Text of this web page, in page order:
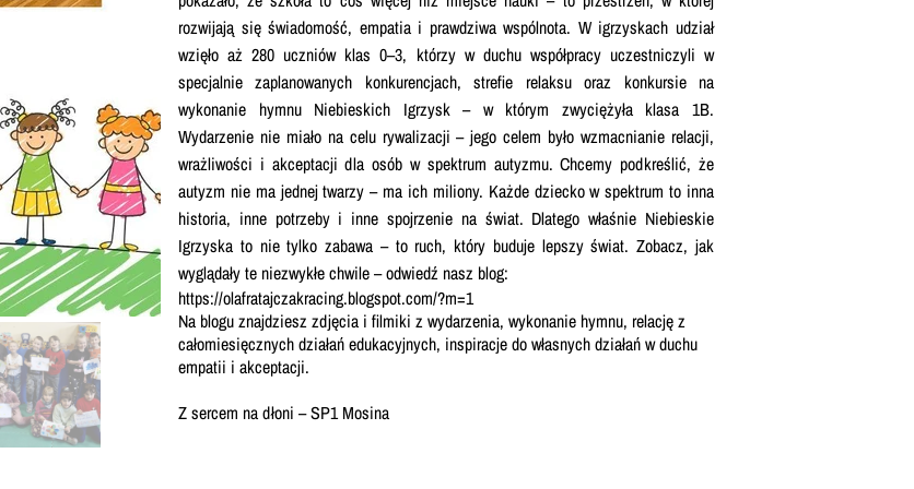
rozwijają się świadomość, empatia i prawdziwa wspólnota. W igrzyskach udział
wzięło aż 280 uczniów klas 0–3, którzy w duchu współpracy uczestniczyli w
specjalnie zaplanowanych konkurencjach, strefie relaksu oraz konkursie na
wykonanie hymnu Niebieskich Igrzysk – w którym zwyciężyła klasa 1B.
Wydarzenie nie miało na celu rywalizacji – jego celem było wzmacnianie relacji,
wrażliwości i akceptacji dla osób w spektrum autyzmu. Chcemy podkreślić, że
autyzm nie ma jednej twarzy – ma ich miliony. Każde dziecko w spektrum to inna
historia, inne potrzeby i inne spojrzenie na świat. Dlatego właśnie Niebieskie
Igrzyska to nie tylko zabawa – to ruch, który buduje lepszy świat. Zobacz, jak
wyglądały te niezwykłe chwile – odwiedź nasz blog:
https://olafratajczakracing.blogspot.com/?m=1
Na blogu znajdzieszzdjęcia i filmiki z wydarzenia, wykonanie hymnu, relację z
całomiesięcznych działań edukacyjnych, inspiracje do własnych działań w duchu
empatii i akceptacji.
Z sercem na dłoni – SP1 Mosina
Nasza szkoła jest OK
Erasmus+ Uniwersalny Język Sztuki
Erasmus+ Przez dwujęzyczność do przyszłości
Erasmus+ Mózgi w szkole. Wiedza jest potęgą!
Nabór